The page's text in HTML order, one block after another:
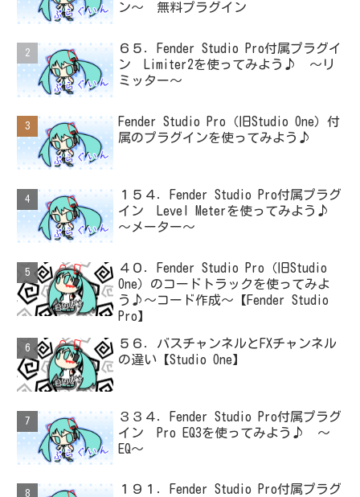
ン～ 無料プラグイン
６５．Fender Studio Pro付属プラグイ
ン Limiter2を使ってみよう♪ ～リ
ミッター～
Fender Studio Pro（旧Studio One）付
属のプラグインを使ってみよう♪
１５４．Fender Studio Pro付属プラグ
イン Level Meterを使ってみよう♪
～メーター～
４０．Fender Studio Pro（旧Studio
One）のコードトラックを使ってみよ
う♪～コード作成～【Fender Studio
Pro】
５６．バスチャンネルとFXチャンネル
の違い【Studio One】
３３４．Fender Studio Pro付属プラグ
イン Pro EQ3を使ってみよう♪ ～
EQ～
１９１．Fender Studio Pro付属プラグ